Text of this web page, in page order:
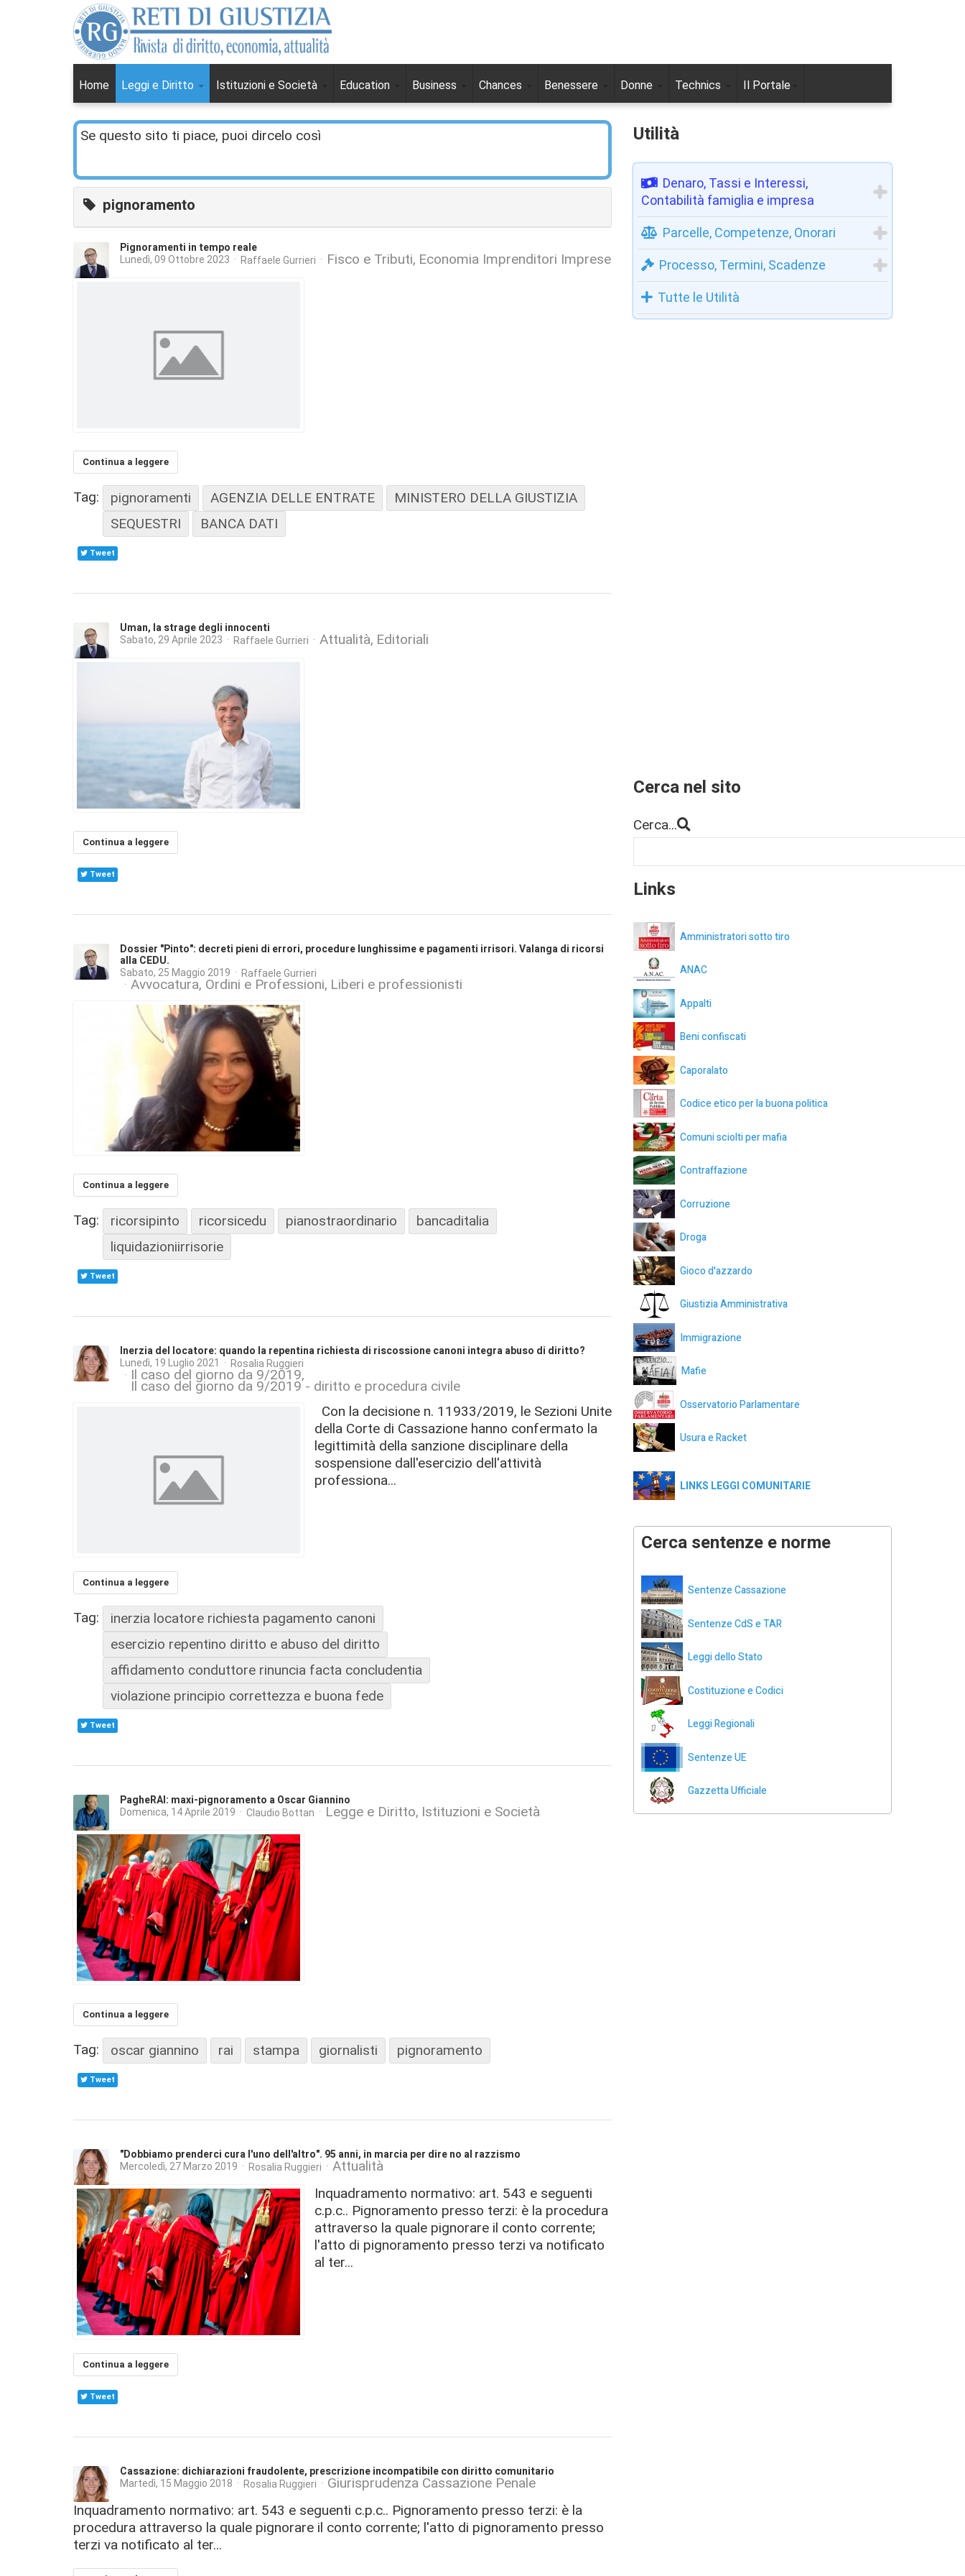
Home Leggi e Diritto Istituzioni e Società Education Business Chances Benessere Donne Technics Il Portale
Se questo sito ti piace, puoi dircelo così
pignoramento
Pignoramenti in tempo reale
Lunedì, 09 Ottobre 2023 Raffaele Gurrieri Fisco e Tributi Economia Imprenditori Imprese
Continua a leggere
Tag: pignoramenti AGENZIA DELLE ENTRATE
MINISTERO DELLA GIUSTIZIA
SEQUESTRI
BANCA DATI
Tweet
Uman, la strage degli innocenti
Sabato, 29 Aprile 2023 Raffaele Gurrieri Attualità Editoriali
Continua a leggere
Tweet
Dossier "Pinto": decreti pieni di errori, procedure lunghissime e pagamenti irrisori. Valanga di ricorsi
alla CEDU.
Sabato, 25 Maggio 2019 Raffaele Gurrieri
Avvocatura, Ordini e Professioni Liberi e professionisti
Continua a leggere
Tag: ricorsipinto ricorsicedu pianostraordinario
bancaditalia
liquidazioniirrisorie
Tweet
Inerzia del locatore: quando la repentina richiesta di riscossione canoni integra abuso di diritto?
Lunedì, 19 Luglio 2021 Rosalia Ruggieri
Il caso del giorno da 9/2019
Il caso del giorno da 9/2019 - diritto e procedura civile
Con la decisione n. 11933/2019, le Sezioni Unite
della Corte di Cassazione hanno confermato la
legittimità della sanzione disciplinare della
sospensione dall'esercizio dell'attività
professiona...
Continua a leggere
Tag:
inerzia locatore richiesta pagamento canoni
esercizio repentino diritto e abuso del diritto
affidamento conduttore rinuncia facta concludentia
violazione principio correttezza e buona fede
Tweet
PagheRAI: maxi-pignoramento a Oscar Giannino
Domenica, 14 Aprile 2019 Claudio Bottan Legge e Diritto Istituzioni e Società
Continua a leggere
Tag: oscar giannino rai stampa giornalisti pignoramento
Tweet
"Dobbiamo prenderci cura l'uno dell'altro". 95 anni, in marcia per dire no al razzismo
Mercoledì, 27 Marzo 2019 Rosalia Ruggieri
Attualità
Inquadramento normativo: art. 543 e seguenti
c.p.c.. Pignoramento presso terzi: è la procedura
attraverso la quale pignorare il conto corrente;
l'atto di pignoramento presso terzi va notificato
al ter...
Continua a leggere
Tweet
Cassazione: dichiarazioni fraudolente, prescrizione incompatibile con diritto comunitario
Martedì, 15 Maggio 2018 Rosalia Ruggieri
Giurisprudenza Cassazione Penale
Inquadramento normativo: art. 543 e seguenti c.p.c.. Pignoramento presso terzi: è la
procedura attraverso la quale pignorare il conto corrente; l'atto di pignoramento presso
terzi va notificato al ter...
Utilità
Denaro, Tassi e Interessi,
Contabilità famiglia e impresa
Parcelle, Competenze, Onorari
Processo, Termini, Scadenze
Tutte le Utilità
Cerca nel sito
Cerca...
Links
Amministratori sotto tiro
ANAC
Appalti
Beni confiscati
Caporalato
Codice etico per la buona politica
Comuni sciolti per mafia
Contraffazione
Corruzione
Droga
Gioco d'azzardo
Giustizia Amministrativa
Immigrazione
Mafie
Osservatorio Parlamentare
Usura e Racket
LINKS LEGGI COMUNITARIE
Cerca sentenze e norme
Sentenze Cassazione
Sentenze CdS e TAR
Leggi dello Stato
Costituzione e Codici
Leggi Regionali
Sentenze UE
Gazzetta Ufficiale